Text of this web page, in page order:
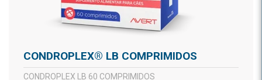
CONDROPLEX® LB COMPRIMIDOS
CONDROPLEX LB 60 COMPRIMIDOS